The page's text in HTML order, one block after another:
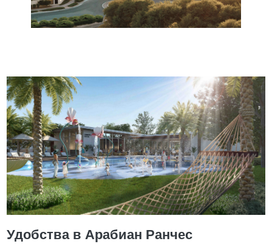
Удобства в Арабиан Ранчес